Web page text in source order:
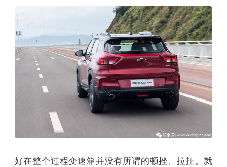
好在整个过程变速箱并没有所谓的顿挫、拉扯。就